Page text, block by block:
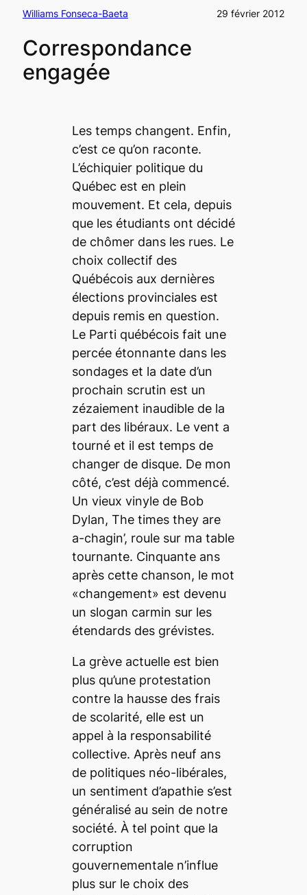
Williams Fonseca-Baeta 29 février 2012
Correspondance
engagée
Les temps changent. Enfin,
c’est ce qu’on raconte.
L’échiquier politique du
Québec est en plein
mouvement. Et cela, depuis
que les étudiants ont décidé
de chômer dans les rues. Le
choix collectif des
Québécois aux dernières
élections provinciales est
depuis remis en question.
Le Parti québécois fait une
percée étonnante dans les
sondages et la date d’un
prochain scrutin est un
zézaiement inaudible de la
part des libéraux. Le vent a
tourné et il est temps de
changer de disque. De mon
côté, c’est déjà commencé.
Un vieux vinyle de Bob
Dylan, The times they are
a-chagin’, roule sur ma table
tournante. Cinquante ans
après cette chanson, le mot
«changement» est devenu
un slogan carmin sur les
étendards des grévistes.
La grève actuelle est bien
plus qu’une protestation
contre la hausse des frais
de scolarité, elle est un
appel à la responsabilité
collective. Après neuf ans
de politiques néo-libérales,
un sentiment d’apathie s’est
généralisé au sein de notre
société. À tel point que la
corruption
gouvernementale n’influe
plus sur le choix des